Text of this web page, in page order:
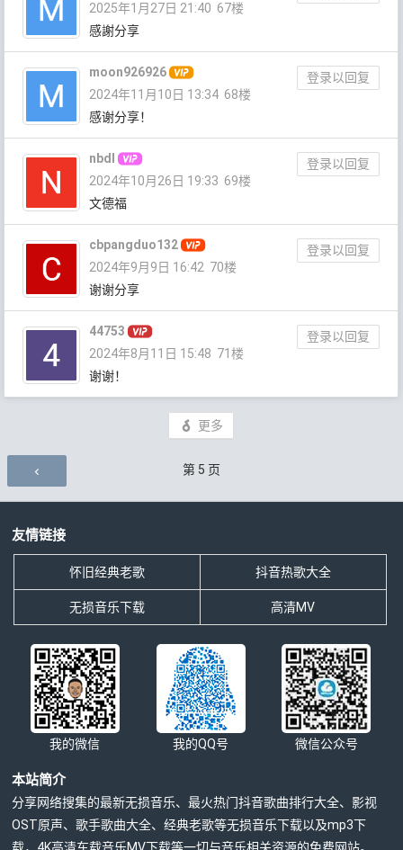
2025年1月27日 21:40 67楼
感謝分享
moon926926
登录以回复
2024年11月10日 13:34 68楼
感谢分享！
nbdl
登录以回复
2024年10月26日 19:33 69楼
文德福
cbpangduo132
登录以回复
2024年9月9日 16:42 70楼
谢谢分享
44753
登录以回复
2024年8月11日 15:48 71楼
谢谢！
更多
评论导航 第 5 页
友情链接
怀旧经典老歌 抖音热歌大全
无损音乐下载 高清MV
我的微信 我的QQ号 微信公众号
本站简介
分享网络搜集的最新无损音乐、最火热门抖音歌曲排行大全、影视
OST原声、歌手歌曲大全、经典老歌等无损音乐下载以及mp3下